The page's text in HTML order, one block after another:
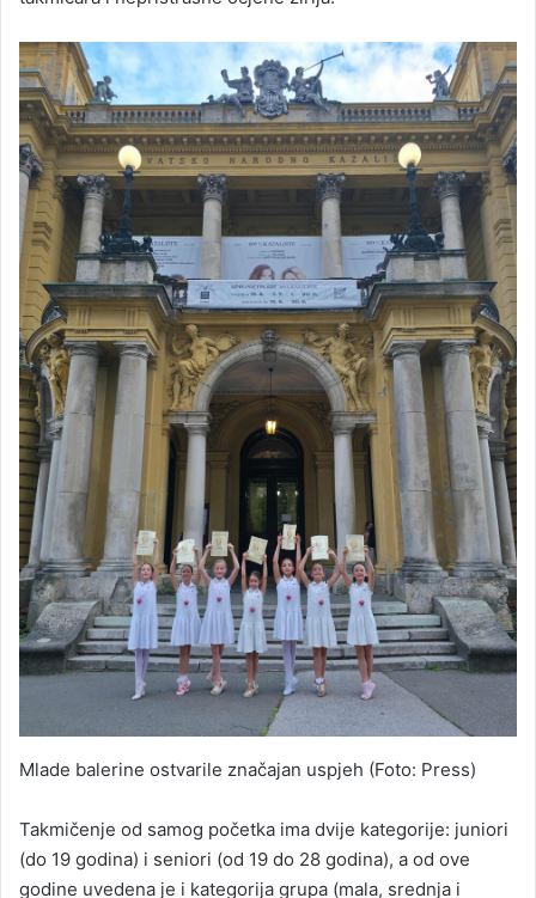
Mlade balerine ostvarile značajan uspjeh (Foto: Press)
Takmičenje od samog početka ima dvije kategorije: juniori
(do 19 godina) i seniori (od 19 do 28 godina), a od ove
godine uvedena je i kategorija grupa (mala, srednja i